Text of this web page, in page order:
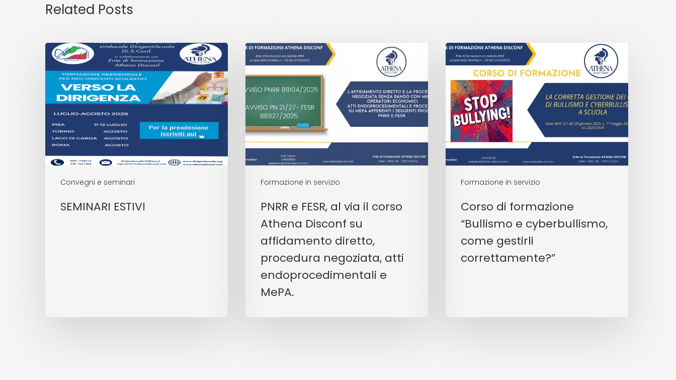
Related Posts
Convegni e seminari
SEMINARI ESTIVI
Formazione in servizio
PNRR e FESR, al via il corso
Athena Disconf su
affidamento diretto,
procedura negoziata, atti
endoprocedimentali e
MePA.
Formazione in servizio
Corso di formazione
“Bullismo e cyberbullismo,
come gestirli
correttamente?”